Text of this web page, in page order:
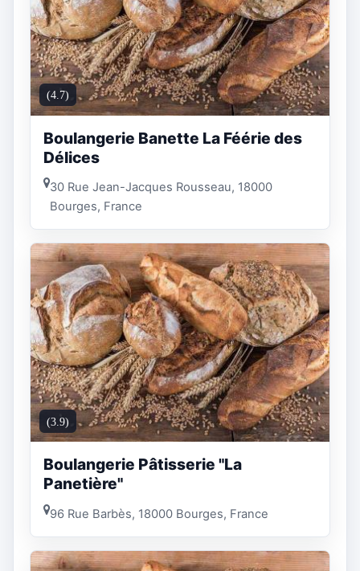
(4.7)
Boulangerie Banette La Féérie des
Délices
30 Rue Jean-Jacques Rousseau, 18000
Bourges, France
(3.9)
Boulangerie Pâtisserie "La
Panetière"
96 Rue Barbès, 18000 Bourges, France